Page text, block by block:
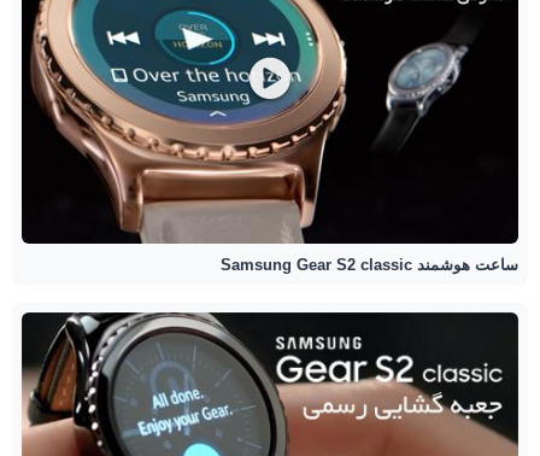
ساعت هوشمند Samsung Gear S2 classic